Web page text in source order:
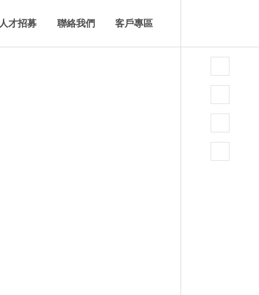
人才招募 聯絡我們 客戶專區